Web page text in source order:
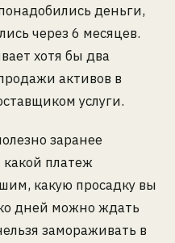
деньги,
через 6 месяцев.
хотя бы два
активов в
услуги.
заранее
какой платеж
какую просадку вы
дней можно ждать
замораживать в